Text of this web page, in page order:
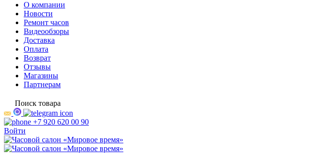
О компании
Новости
Ремонт часов
Видеообзоры
Доставка
Оплата
Возврат
Отзывы
Магазины
Партнерам
Поиск товара
+7 920 620 00 90
Войти